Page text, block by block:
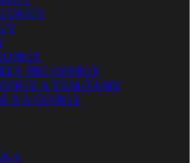
PRE GONGY
A TAM-TAMY
NA GONGY